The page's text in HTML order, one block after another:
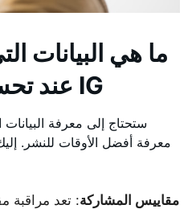
ما هي البيانات
عند تحسين أوقات نشر IG
ستحتاج إلى معرفة البيانات
معرفة أفضل الأوقات للنشر.
مقاييس المشاركة: تعد مراقبة